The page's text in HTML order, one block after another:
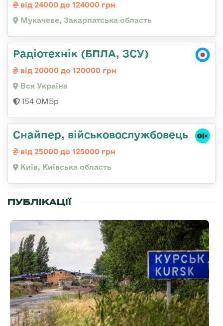
від 24000 до 124000 грн
Мукачеве, Закарпатська область
Радіотехнік (БПЛА, ЗСУ)
від 20000 до 120000 грн
Вся Україна
154 ОМБр
Снайпер, військовослужбовець
від 25000 до 125000 грн
Київ, Київська область
ПУБЛІКАЦІЇ